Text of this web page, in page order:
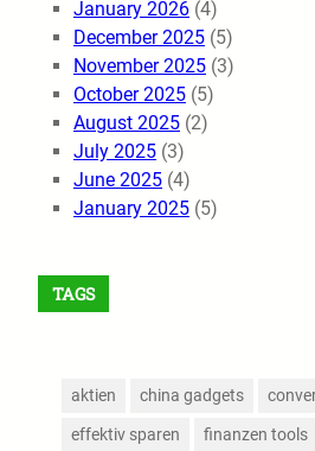
January 2026 (4)
December 2025 (5)
November 2025 (3)
October 2025 (5)
August 2025 (2)
July 2025 (3)
June 2025 (4)
January 2025 (5)
TAGS
aktien china gadgets
effektiv sparen finanzen tools